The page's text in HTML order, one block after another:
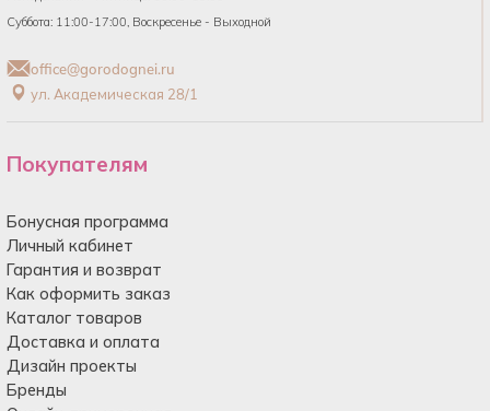
Суббота: 11:00-17:00, Воскресенье - Выходной
office@gorodognei.ru
ул. Академическая 28/1
Покупателям
Бонусная программа
Личный кабинет
Гарантия и возврат
Как оформить заказ
Каталог товаров
Доставка и оплата
Дизайн проекты
Бренды